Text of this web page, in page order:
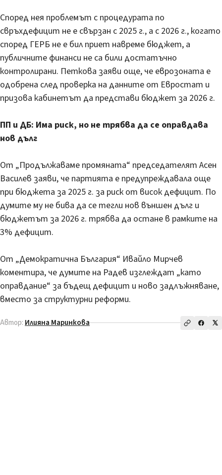
Според нея проблемът с процедурата по
свръхдефицит не е свързан с 2025 г., а с 2026 г., когато
според ГЕРБ не е бил приет навреме бюджет, а
публичните финанси не са били достатъчно
контролирани. Петкова заяви още, че еврозоната е
одобрена след проверка на данните от Евростат и
призова кабинетът да представи бюджет за 2026 г.
ПП и ДБ: Има риск, но не трябва да се оправдава
нов дълг
От „Продължаваме промяната“ председателят Асен
Василев заяви, че партията е предупреждавала още
при бюджета за 2025 г. за риск от висок дефицит. По
думите му не бива да се тегли нов външен дълг и
бюджетът за 2026 г. трябва да остане в рамките на
3% дефицит.
От „Демократична България“ Ивайло Мирчев
коментира, че думите на Радев изглеждат „като
оправдание“ за бъдещ дефицит и ново задлъжняване,
вместо за структурни реформи.
Автор: Илияна Маринкова